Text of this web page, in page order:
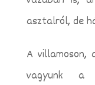
asztalról, de
A villamoson,
vagyunk a